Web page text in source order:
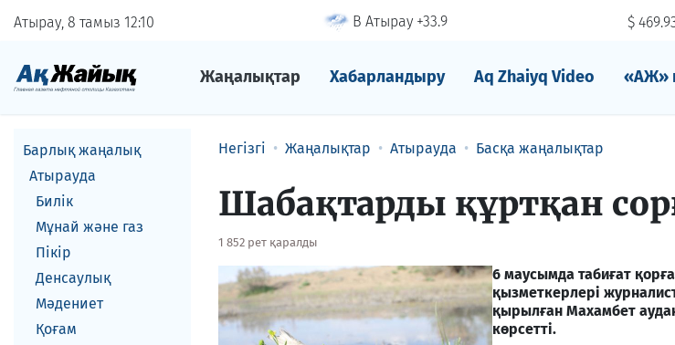
Атырау, 8 тамыз 1210 В Атырау +33.9 $
Жаңалықтар Хабарландыру Aq Zhaiyq Video «АЖ»
Барлық жаңалық
Атырауда
Билік
Мұнай және газ
Пікір
Денсаулық
Мәдениет
Қоғам
Негізгі Жаңалықтар Атырауда Басқа жаңалықтар
Шабақтарды құртқан
1 852 рет қаралды
6 маусымда табиғат
қызметкерлері
қырылған Махамбет
көрсетті.